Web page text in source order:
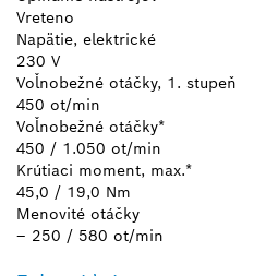
Vreteno
Napätie, elektrické
230 V
Voľnobežné otáčky, 1. stupeň
450 ot/min
Voľnobežné otáčky*
450 / 1.050 ot/min
Krútiaci moment, max.*
45,0 / 19,0 Nm
Menovité otáčky
– 250 / 580 ot/min